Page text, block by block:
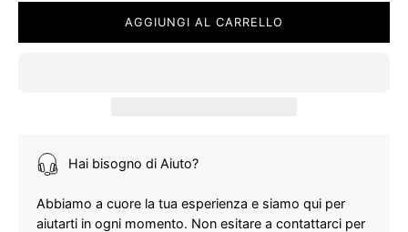
AGGIUNGI AL CARRELLO
Hai bisogno di Aiuto?
Abbiamo a cuore la tua esperienza e siamo qui per
aiutarti in ogni momento. Non esitare a contattarci per